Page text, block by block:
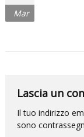
per
il
e
DANZA
questa
Mar
Lascia un
Il tuo indirizzo
sono